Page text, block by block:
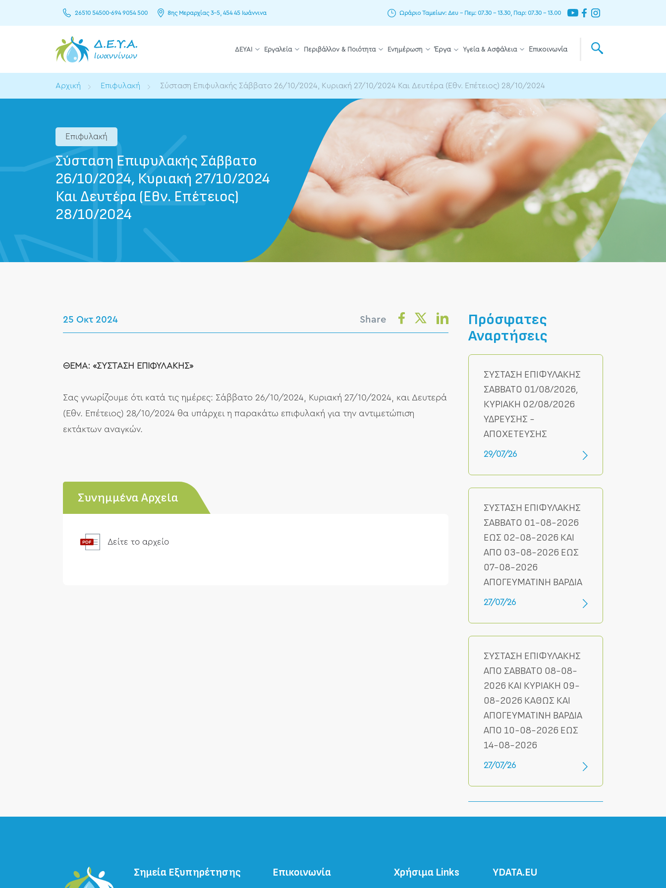
26510 54500-694 9054 500 8ης Μεραρχίας 3–5, 454 45 Ιωάννινα Ωράριο Ταμείων: Δευ – Πεμ: 07.30 – 13.30, Παρ: 07.30 – 13.00
ΔΕΥΑΙ Εργαλεία Περιβάλλον & Ποιότητα Ενημέρωση Έργα Υγεία & Ασφάλεια Επικοινωνία
Αρχική Επιφυλακή Σύσταση Επιφυλακής Σάββατο 26/10/2024, Κυριακή 27/10/2024 Και Δευτέρα (Εθν. Επέτειος) 28/10/2024
Επιφυλακή
Σύσταση Επιφυλακής Σάββατο
26/10/2024, Κυριακή 27/10/2024
Και Δευτέρα (Εθν. Επέτειος)
28/10/2024
25 Οκτ 2024 Share
ΘΕΜΑ: «ΣΥΣΤΑΣΗ ΕΠΙΦΥΛΑΚΗΣ»
Σας γνωρίζουμε ότι κατά τις ημέρες: Σάββατο 26/10/2024, Κυριακή 27/10/2024, και Δευτερά
(Εθν. Επέτειος) 28/10/2024 θα υπάρχει η παρακάτω επιφυλακή για την αντιμετώπιση
εκτάκτων αναγκών.
Συνημμένα Αρχεία
Δείτε το αρχείο
Πρόσφατες
Αναρτήσεις
ΣΥΣΤΑΣΗ ΕΠΙΦΥΛΑΚΗΣ
ΣΑΒΒΑΤΟ 01/08/2026,
ΚΥΡΙΑΚΗ 02/08/2026
ΥΔΡΕΥΣΗΣ -
ΑΠΟΧΕΤΕΥΣΗΣ
29/07/26
ΣΥΣΤΑΣΗ ΕΠΙΦΥΛΑΚΗΣ
ΣΑΒΒΑΤΟ 01-08-2026
ΕΩΣ 02-08-2026 ΚΑΙ
ΑΠΟ 03-08-2026 ΕΩΣ
07-08-2026
ΑΠΟΓΕΥΜΑΤΙΝΗ ΒΑΡΔΙΑ
27/07/26
ΣΥΣΤΑΣΗ ΕΠΙΦΥΛΑΚΗΣ
ΑΠΟ ΣΑΒΒΑΤΟ 08-08-
2026 ΚΑΙ ΚΥΡΙΑΚΗ 09-
08-2026 ΚΑΘΩΣ ΚΑΙ
ΑΠΟΓΕΥΜΑΤΙΝΗ ΒΑΡΔΙΑ
ΑΠΟ 10-08-2026 ΕΩΣ
14-08-2026
27/07/26
Σημεία Εξυπηρέτησης Επικοινωνία Χρήσιμα Links ΥDATA.EU